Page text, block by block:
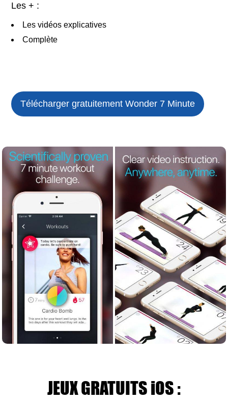
Les + :
Les vidéos explicatives
Complète
Télécharger gratuitementWonder 7 Minute
JEUX GRATUITS iOS :